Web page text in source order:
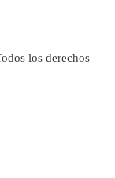
los derechos